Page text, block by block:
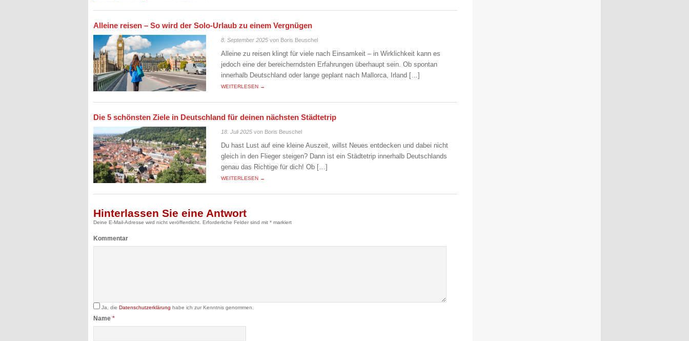
Alleine reisen – So wird der Solo-Urlaub zu einem Vergnügen
8. September 2025 von Boris Beuschel
Alleine zu reisen klingt für viele nach Einsamkeit – in Wirklichkeit kann es
jedoch eine der bereicherndsten Erfahrungen überhaupt sein. Ob spontan
innerhalb Deutschland oder lange geplant nach Mallorca, Irland […]
WEITERLESEN →
Die 5 schönsten Ziele in Deutschland für deinen nächsten Städtetrip
18. Juli 2025 von Boris Beuschel
Du hast Lust auf eine kleine Auszeit, willst Neues entdecken und dabei nicht
gleich in den Flieger steigen? Dann ist ein Städtetrip innerhalb Deutschlands
genau das Richtige für dich! Ob […]
WEITERLESEN →
Hinterlassen Sie eine Antwort
Deine E-Mail-Adresse wird nicht veröffentlicht. Erforderliche Felder sind mit * markiert
Kommentar
Ja, die Datenschutzerklärung habe ich zur Kenntnis genommen.
Name *